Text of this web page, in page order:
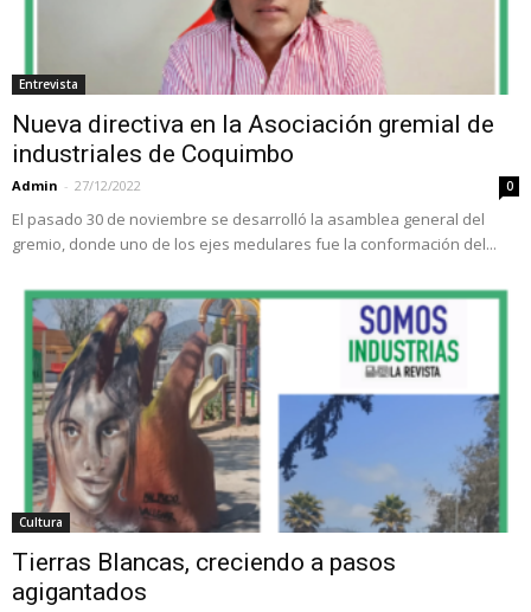
Entrevista
Nueva directiva en la Asociación gremial de
industriales de Coquimbo
Admin - 27/12/2022 0
El pasado 30 de noviembre se desarrolló la asamblea general del
gremio, donde uno de los ejes medulares fue la conformación del...
Cultura
Tierras Blancas, creciendo a pasos
agigantados